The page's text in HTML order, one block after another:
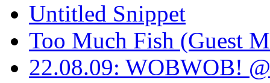
Untitled Snippet
Too Much Fish (Guest
22.08.09: WOBWOB!